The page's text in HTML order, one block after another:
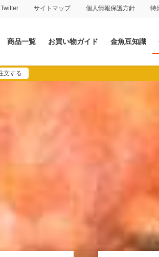
Twitter サイトマップ 個人情報保護方針 特
商品一覧 お買い物ガイド 金魚豆知識
文する